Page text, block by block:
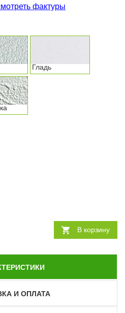
фактуры
Гладь
В корзину
И ОПЛАТА